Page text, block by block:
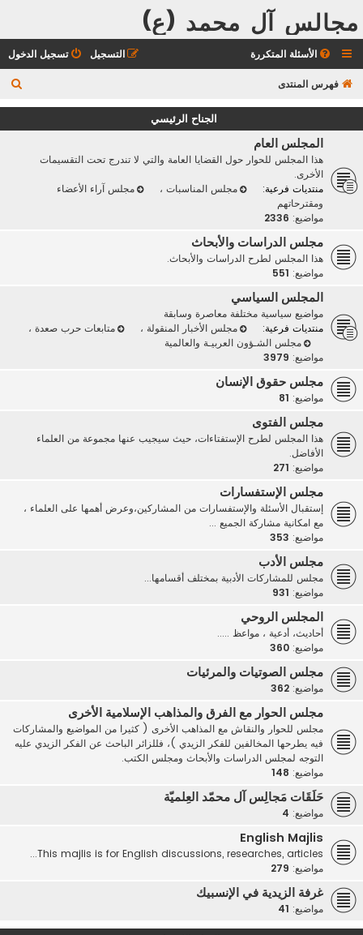
مجالس آل محمد (ع)
الأسئلة المتكررة تسجيل الدخول التسجيل
فهرس المنتدى
ح
الجناح الرئيسي
المجلس العام
هذا المجلس للحوار حول القضايا العامة والتي لا تندرج تحت التقسيمات
الأخرى.
منتديات فرعية:
مجلس المناسبات ،
مجلس آراء الأعضاء
ومقترحاتهم
مواضيع: 2336
مجلس الدراسات والأبحاث
هذا المجلس لطرح الدراسات والأبحاث.
مواضيع: 551
المجلس السياسي
مواضيع سياسية مختلفة معاصرة وسابقة
منتديات فرعية:
مجلس الأخبار المنقولة ، متابعات حرب صعدة ،
مجلس الشـؤون العربيـة والعالمية
مواضيع: 3979
مجلس حقوق الإنسان
مواضيع: 81
مجلس الفتوى
هذا المجلس لطرح الإستفتاءات، حيث سيجيب عنها مجموعة من العلماء
الأفاضل.
مواضيع: 271
مجلس الإستفسارات
إستقبال الأسئلة والإستفسارات من المشاركين،وعرض أهمها على العلماء ،
مع امكانية مشاركة الجميع ...
مواضيع: 353
مجلس الأدب
مجلس للمشاركات الأدبية بمختلف أقسامها...
مواضيع: 931
المجلس الروحي
أحاديث، أدعية ، مواعظ .....
مواضيع: 360
مجلس الصوتيات والمرئيات
مواضيع: 362
مجلس الحوار مع الفرق والمذاهب الإسلامية الأخرى
مجلس للحوار والنقاش مع المذاهب الأخرى ( كثيرا من المواضيع والمشاركات
فيه يطرحها المخالفين للفكر الزيدي )، فللزائر الباحث عن الفكر الزيدي عليه
التوجه لمجلس الدراسات والأبحاث ومجلس الكتب.
مواضيع: 148
حَلَقَات مَجالِس آل محمّد العِلميّة
مواضيع: 4
English Majlis
This majlis is for English discussions, researches, articles...
مواضيع: 279
غرفة الزيدية في الإنسبيك
مواضيع: 41